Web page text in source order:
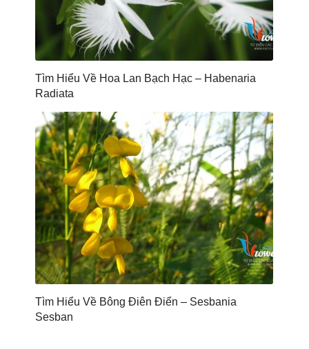
Tìm Hiểu Về Hoa Lan Bạch Hạc – Habenaria
Radiata
Tìm Hiểu Về Bông Điên Điển – Sesbania
Sesban